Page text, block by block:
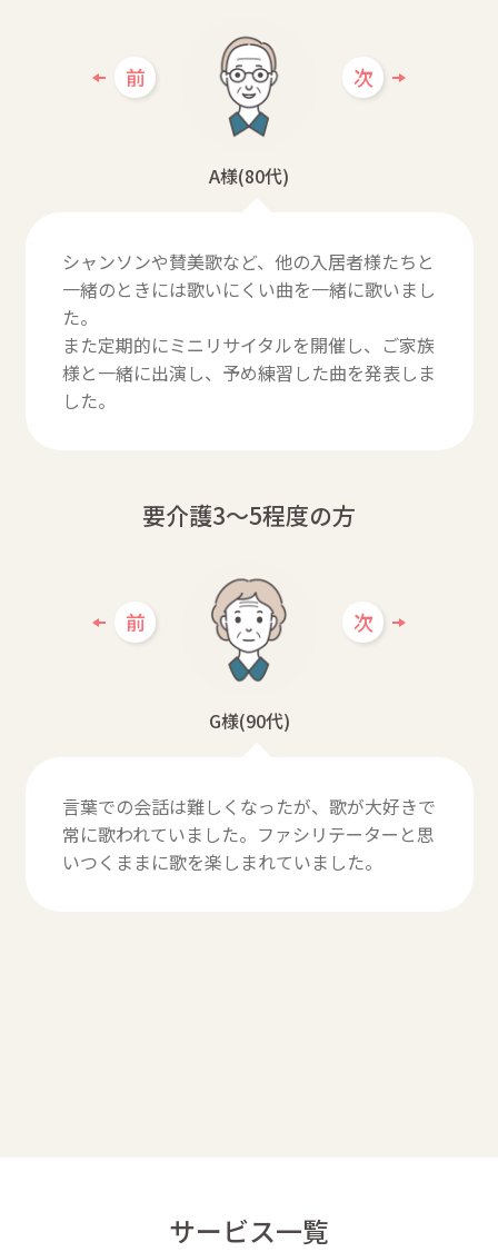
前 次
A様(80代)
シャンソンや賛美歌など、他の入居者様たちと
一緒のときには歌いにくい曲を一緒に歌いまし
た。
また定期的にミニリサイタルを開催し、ご家族
様と一緒に出演し、予め練習した曲を発表しま
した。
要介護3～5程度の方
前 次
G様(90代)
言葉での会話は難しくなったが、歌が大好きで
常に歌われていました。ファシリテーターと思
いつくままに歌を楽しまれていました。
サービス一覧